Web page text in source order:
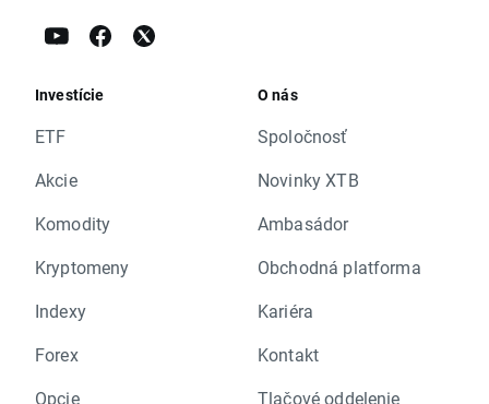
Investície
ETF
Akcie
Komodity
Kryptomeny
Indexy
Forex
Opcie
O nás
Spoločnosť
Novinky XTB
Ambasádor
Obchodná platforma
Kariéra
Kontakt
Tlačové oddelenie